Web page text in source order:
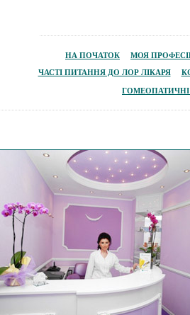
НА ПОЧАТОК МОЯ
ЧАСТІ ПИТАННЯ ДО ЛОР ЛІКАРЯ
ГОМЕОПАТИЧНІ